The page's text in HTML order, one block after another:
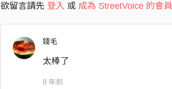
How can you get more thrills
In this broken world
The cavalry gave you tons of medals
欲留言請先 登入 或 成為 StreetVoice 的會員
錢毛
太棒了
8 年前